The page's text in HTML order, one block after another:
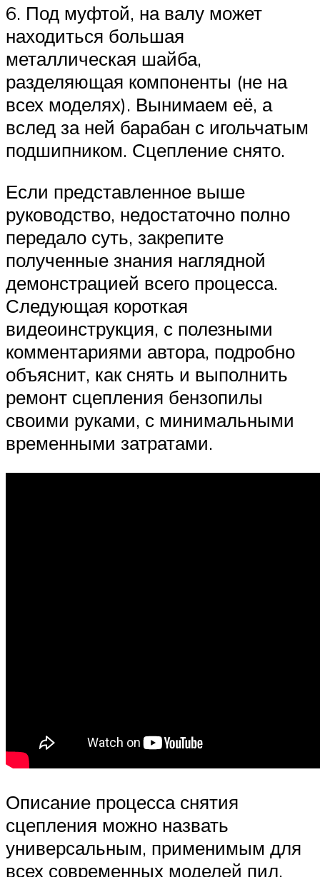
6. Под муфтой, на валу может
находиться большая
металлическая шайба,
разделяющая компоненты (не на
всех моделях). Вынимаем её, а
вслед за ней барабан с игольчатым
подшипником. Сцепление снято.
Если представленное выше
руководство, недостаточно полно
передало суть, закрепите
полученные знания наглядной
демонстрацией всего процесса.
Следующая короткая
видеоинструкция, с полезными
комментариями автора, подробно
объяснит, как снять и выполнить
ремонт сцепления бензопилы
своими руками, с минимальными
временными затратами.
Описание процесса снятия
сцепления можно назвать
универсальным, применимым для
всех современных моделей пил.